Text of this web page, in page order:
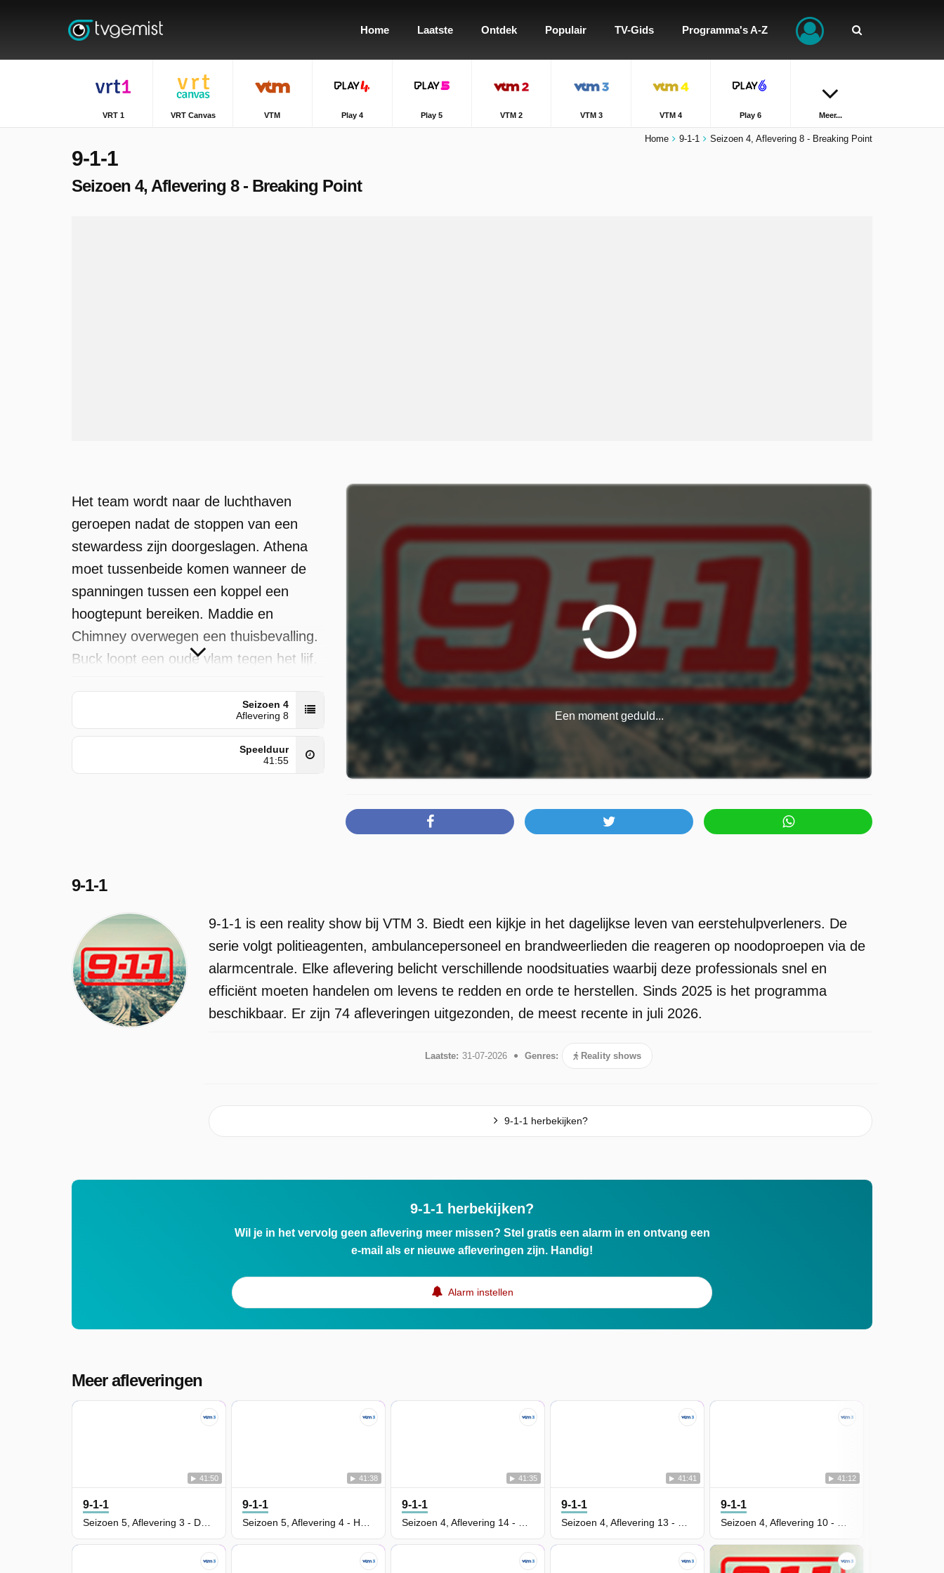
Home Laatste Ontdek Populair TV-Gids Programma's A-Z
VRT 1 VRT Canvas VTM Play 4 Play 5 VTM 2 VTM 3 VTM 4 Play 6 Meer...
Home 9-1-1 Seizoen 4, Aflevering 8 - Breaking Point
9-1-1
Seizoen 4, Aflevering 8 - Breaking Point
Het team wordt naar de luchthaven
geroepen nadat de stoppen van een
stewardess zijn doorgeslagen. Athena
moet tussenbeide komen wanneer de
spanningen tussen een koppel een
hoogtepunt bereiken. Maddie en
Chimney overwegen een thuisbevalling.
Buck loopt een oude vlam tegen het lijf.
9-1-1 is uitgezonden door VTM 3 op
vrijdag 3 juli 2026 om 00:00 uur.
Seizoen 4
Aflevering 8
Speelduur
41:55
Een moment geduld...
9-1-1
9-1-1 is een reality show bij VTM 3. Biedt een kijkje in het dagelijkse leven van eerstehulpverleners. De
serie volgt politieagenten, ambulancepersoneel en brandweerlieden die reageren op noodoproepen via de
alarmcentrale. Elke aflevering belicht verschillende noodsituaties waarbij deze professionals snel en
efficiënt moeten handelen om levens te redden en orde te herstellen. Sinds 2025 is het programma
beschikbaar. Er zijn 74 afleveringen uitgezonden, de meest recente in juli 2026.
Laatste: 31-07-2026 Genres: Reality shows
9-1-1 herbekijken?
9-1-1 herbekijken?
Wil je in het vervolg geen aflevering meer missen? Stel gratis een alarm in en ontvang een
e-mail als er nieuwe afleveringen zijn. Handig!
Alarm instellen
Meer afleveringen
41:50
9-1-1
41:38
9-1-1
41:35
9-1-1
41:41
9-1-1
41:12
9-1-1